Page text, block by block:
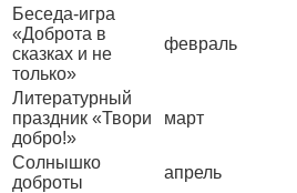
Беседа-игра
«Доброта в
сказках и не
только»
февраль
Литературный
праздник «Твори
добро!»
март
Солнышко
доброты
апрель